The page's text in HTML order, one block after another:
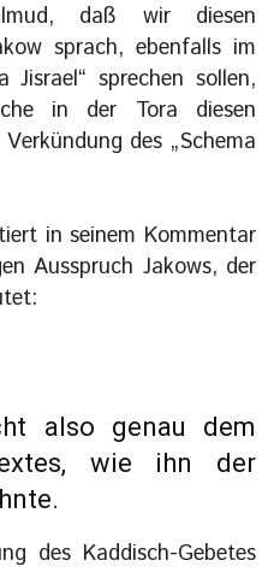
daß wir diesen
sprach, ebenfalls im
Jisrael“ sprechen sollen,
in der Tora diesen
des „Schema
in seinem Kommentar
Ausspruch Jakows, der
also genau dem
wie ihn der
des Kaddisch-Gebetes